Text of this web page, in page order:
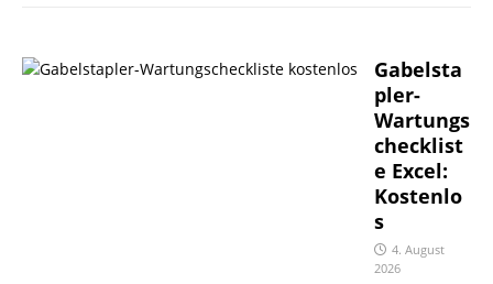
Gabelsta
pler-
Wartungs
checklist
e Excel:
Kostenlo
s
4. August
2026